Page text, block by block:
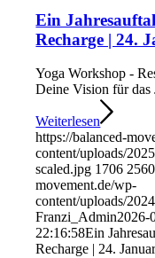
Ein
Recharge | 24.
Yoga Workshop -
Deine Vision für das
Weiterlesen
https://balanced-
content/uploads/
scaled.jpg 1706 2560
movement.de/wp-
content/uploads/
Franzi_Admin2026-
22:16:58Ein
Recharge | 24.